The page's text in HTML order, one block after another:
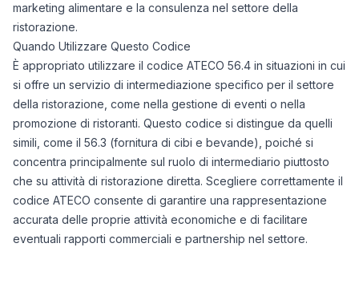
marketing alimentare e la consulenza nel settore della
ristorazione.
Quando Utilizzare Questo Codice
È appropriato utilizzare il codice ATECO 56.4 in situazioni in cui
si offre un servizio di intermediazione specifico per il settore
della ristorazione, come nella gestione di eventi o nella
promozione di ristoranti. Questo codice si distingue da quelli
simili, come il 56.3 (fornitura di cibi e bevande), poiché si
concentra principalmente sul ruolo di intermediario piuttosto
che su attività di ristorazione diretta. Scegliere correttamente il
codice ATECO consente di garantire una rappresentazione
accurata delle proprie attività economiche e di facilitare
eventuali rapporti commerciali e partnership nel settore.